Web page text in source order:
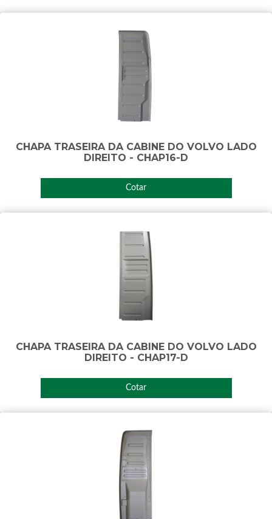
CHAPA TRASEIRA DA CABINE DO VOLVO LADO
DIREITO - CHAP16-D
Cotar
CHAPA TRASEIRA DA CABINE DO VOLVO LADO
DIREITO - CHAP17-D
Cotar